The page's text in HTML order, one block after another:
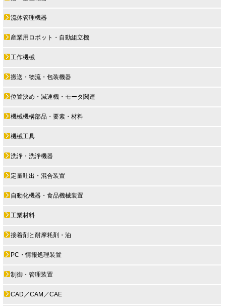
流体管理機器
産業用ロボット・自動組立機
工作機械
搬送・物流・包装機器
位置決め・減速機・モータ関連
機械機構部品・要素・材料
機械工具
洗浄・洗浄機器
定量吐出・混合装置
自動化機器・食品機械装置
工業材料
接着剤と耐摩耗剤・油
PC・情報処理装置
制御・管理装置
CAD／CAM／CAE